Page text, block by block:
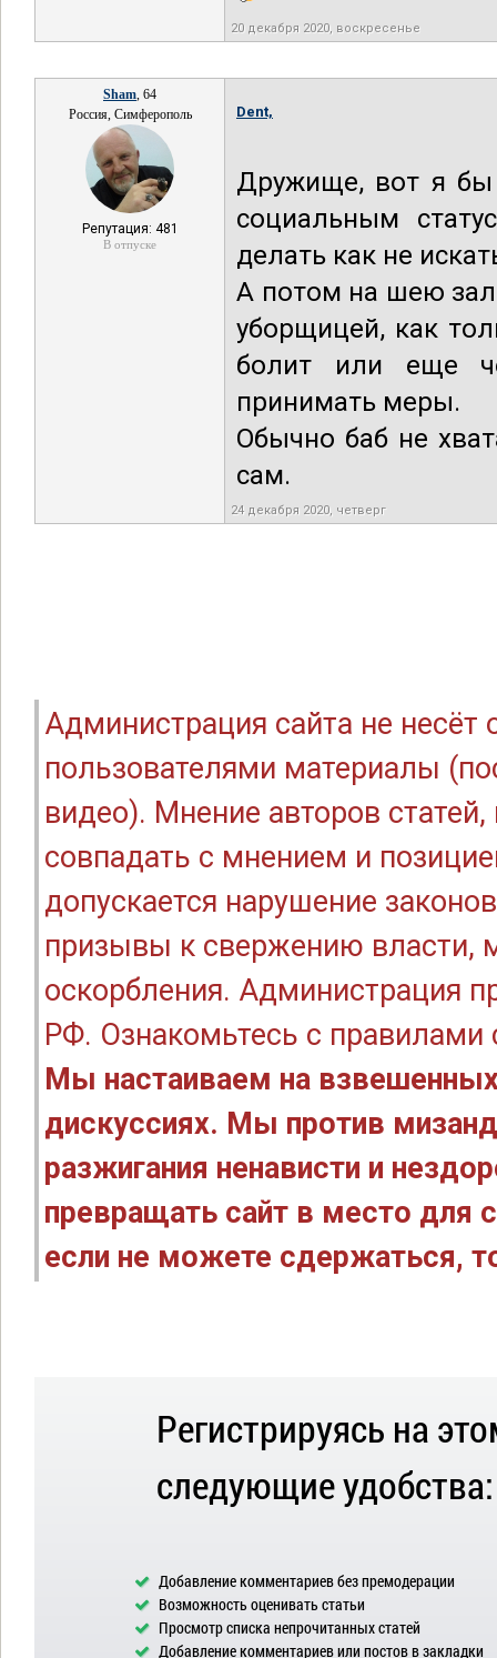
20 декабря 2020, воскресенье
Sham, 64
Россия, Симферополь
Репутация: 481
В отпуске
Dent,
Дружище, вот я бы
социальным
делать как не
А потом на шею
уборщицей, как
болит или еще
принимать меры.
Обычно баб не
сам.
24 декабря 2020, четверг
Администрация сайта не
пользователями материалы
видео). Мнение авторов
совпадать с мнением и
допускается нарушение
призывы к свержению власти,
оскорбления. Администрация
РФ. Ознакомьтесь с правилами
Мы настаиваем на
дискуссиях. Мы против
разжигания ненависти и
превращать сайт в место для
если не можете сдержаться,
Регистрируясь на
следующие удобства:
Добавление комментариев без премодерации
Возможность оценивать статьи
Просмотр списка непрочитанных статей
Добавление комментариев или постов в закладки